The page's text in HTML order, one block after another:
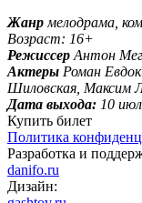
Жанр мелодрама,
Возраст: 16+
Режиссер Антон
Актеры Роман
Шиловская, Максим
Дата выхода: 10
Купить билет
Политика
Разработка и
danifo.ru
Дизайн: